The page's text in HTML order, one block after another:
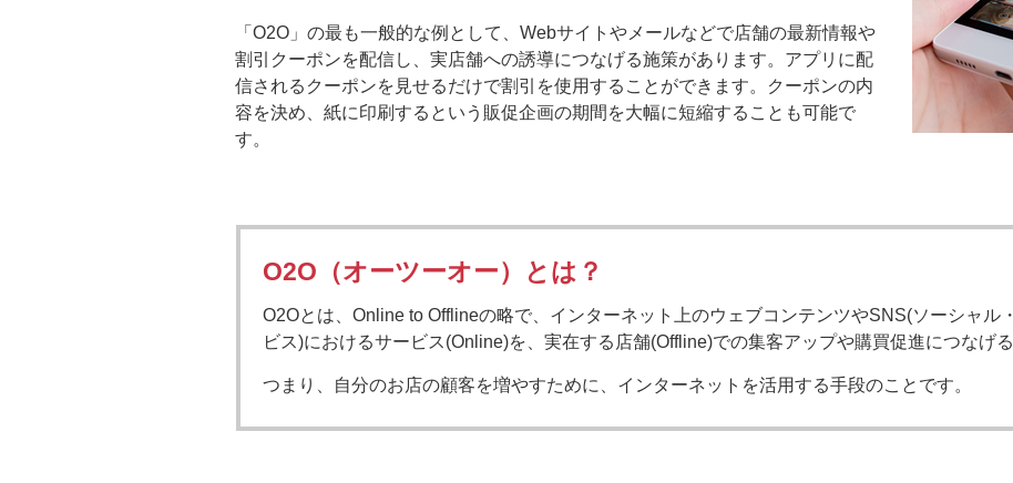
「O2O」の最も一般的な例として、Webサイトやメールなどで店舗の最新情報や
割引クーポンを配信し、実店舗への誘導につなげる施策があります。アプリに配
信されるクーポンを見せるだけで割引を使用することができます。クーポンの内
容を決め、紙に印刷するという販促企画の期間を大幅に短縮することも可能で
す。
O2O（オーツーオー）とは？
O2Oとは、Online to Offlineの略で、インターネット上のウェブコンテンツやSNS(ソーシャル
ビス)におけるサービス(Online)を、実在する店舗(Offline)での集客アップや購買促進につなげ
つまり、自分のお店の顧客を増やすために、インターネットを活用する手段のことです。